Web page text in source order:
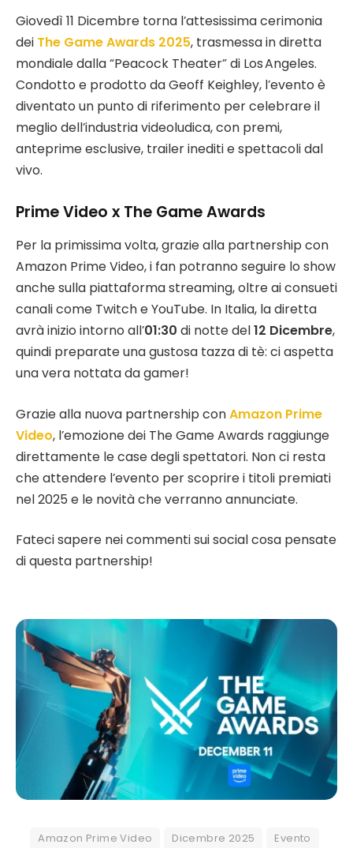
Giovedì 11 Dicembre torna l’attesissima cerimonia
dei The Game Awards 2025, trasmessa in diretta
mondiale dalla “Peacock Theater” di Los Angeles.
Condotto e prodotto da Geoff Keighley, l’evento è
diventato un punto di riferimento per celebrare il
meglio dell’industria videoludica, con premi,
anteprime esclusive, trailer inediti e spettacoli dal
vivo.
Prime Video x The Game Awards
Per la primissima volta, grazie alla partnership con
Amazon Prime Video, i fan potranno seguire lo show
anche sulla piattaforma streaming, oltre ai consueti
canali come Twitch e YouTube. In Italia, la diretta
avrà inizio intorno all’01:30 di notte del12 Dicembre,
quindi preparate una gustosa tazza di tè: ci aspetta
una vera nottata da gamer!
Grazie alla nuova partnership conAmazon Prime
Video, l’emozione dei The Game Awards raggiunge
direttamente le case degli spettatori. Non ci resta
che attendere l’evento per scoprire i titoli premiati
nel 2025 e le novità che verranno annunciate.
Fateci sapere nei commenti sui social cosa pensate
di questa partnership!
Amazon Prime Video Dicembre 2025
Evento